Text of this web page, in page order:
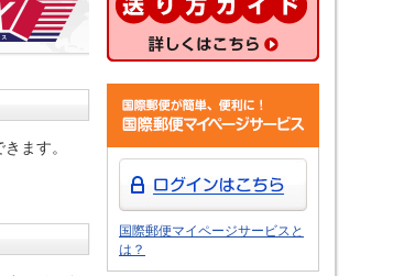
ます。
国際郵便マイページサービスと
は？